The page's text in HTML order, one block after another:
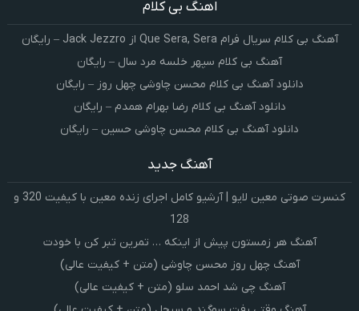
اهنگ بی کلام
آهنگ بی کلام سریال فرام Que Sera, Sera از Jack Jezzro – رایگان
آهنگ بی کلام سپهر خلسه مرد سال – رایگان
دانلود آهنگ بی کلام محسن چاوشی چهل روز – رایگان
دانلود آهنگ بی کلام رضا بهرام همدم – رایگان
دانلود آهنگ بی کلام محسن چاوشی حسین – رایگان
آهنگ جدید
کنسرت صوتی معین لایو | آرشیو کامل اجرای زنده معین با کیفیت 320 و
128
آهنگ هر زمستون پیش از اینکه … تمرین تبر کن با خودت
آهنگ چهل روز محسن چاوشی (متن + کیفیت عالی)
آهنگ چی شد احمد سلو (متن + کیفیت عالی)